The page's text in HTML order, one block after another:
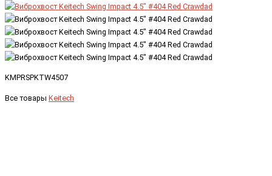
KMPRSPKTW4507
Все товары Keitech